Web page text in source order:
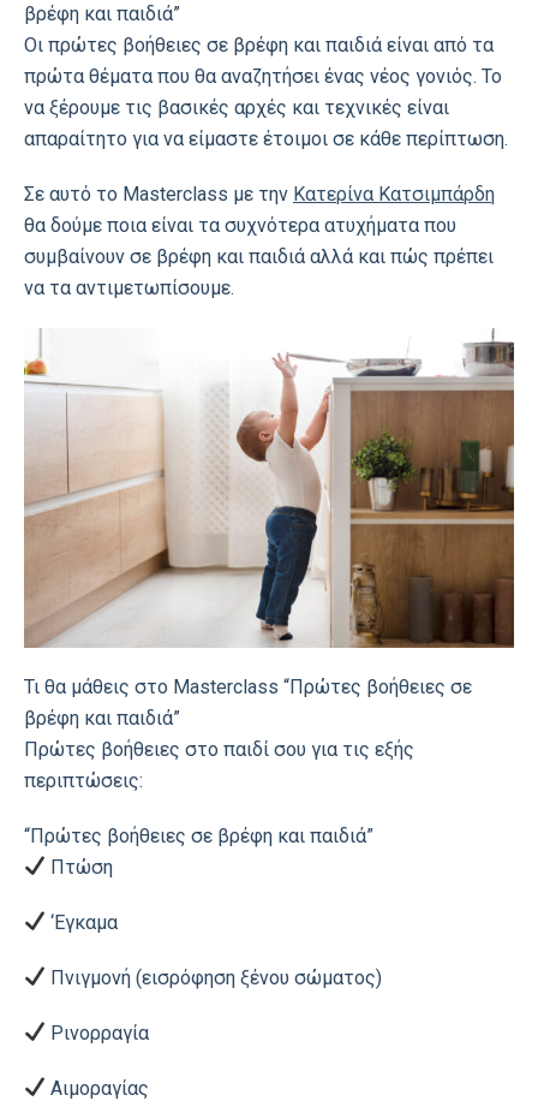
βρέφη και παιδιά”
Οι πρώτες βοήθειες σε βρέφη και παιδιά είναι από τα
πρώτα θέματα που θα αναζητήσει ένας νέος γονιός. Το
να ξέρουμε τις βασικές αρχές και τεχνικές είναι
απαραίτητο για να είμαστε έτοιμοι σε κάθε περίπτωση.
Σε αυτό το Masterclass με την Κατερίνα Κατσιμπάρδη
θα δούμε ποια είναι τα συχνότερα ατυχήματα που
συμβαίνουν σε βρέφη και παιδιά αλλά και πώς πρέπει
να τα αντιμετωπίσουμε.
Τι θα μάθεις στο Μasterclass “Πρώτες βοήθειες σε
βρέφη και παιδιά”
Πρώτες βοήθειες στο παιδί σου για τις εξής
περιπτώσεις:
“Πρώτες βοήθειες σε βρέφη και παιδιά”
Πτώση
‘Εγκαμα
Πνιγμονή (εισρόφηση ξένου σώματος)
Ρινορραγία
Αιμοραγίας